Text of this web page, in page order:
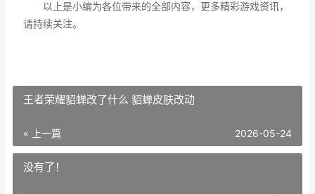
以上是小编为各位带来的全部内容，更多精彩游戏资讯，
请持续关注。
王者荣耀貂蝉改了什么 貂蝉皮肤改动
« 上一篇 2026-05-24
没有了！